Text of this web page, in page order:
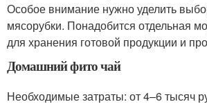
Особое внимание нужно уделить
мясорубки. Понадобится отдельная
для хранения готовой продукции и
Домашний фито чай
Необходимые затраты: от 4–6 тысяч